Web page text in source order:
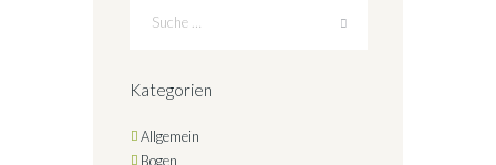
Kategorien
Allgemein
Bogen